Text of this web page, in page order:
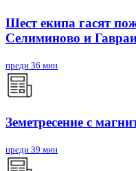
Шест екипа гасят
Селиминово и
преди 36 мин
Земетресение с
преди 39 мин